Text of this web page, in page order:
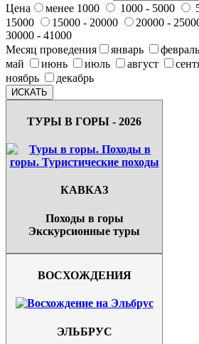
Цена
менее 1000 1000 - 5000
15000
15000 - 20000 20000 -
30000 - 41000
Месяц проведения
январь февраль
май
июнь июль август
ноябрь
декабрь
ТУРЫ В ГОРЫ - 2026
КАВКАЗ
Походы в горы
Экскурсионные туры
ВОСХОЖДЕНИЯ
ЭЛЬБРУС